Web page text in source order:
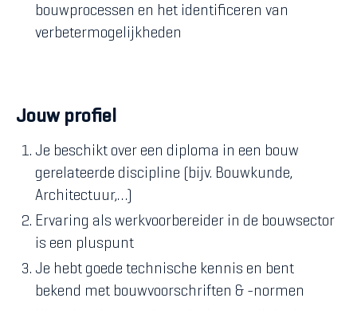
bouwprocessen en het identificeren van
verbetermogelijkheden
Jouw profiel
Je beschikt over een diploma in een bouw
gerelateerde discipline (bijv. Bouwkunde,
Architectuur,…)
Ervaring als werkvoorbereider in de bouwsector
is een pluspunt
Je hebt goede technische kennis en bent
bekend met bouwvoorschriften & -normen